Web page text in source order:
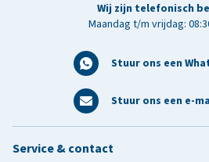
Wij zijn telefonisch
Maandag t/m vrijdag:
Stuur ons een
Stuur ons een e-
Service & contact